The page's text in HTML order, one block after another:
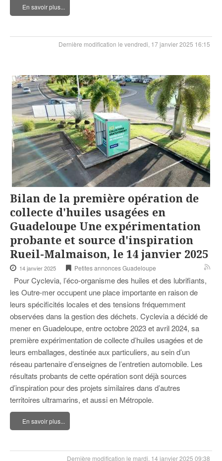
En savoir plus...
Dernière modification le vendredi, 17 janvier 2025 16:15
Bilan de la première opération de
collecte d'huiles usagées en
Guadeloupe Une expérimentation
probante et source d'inspiration
Rueil-Malmaison, le 14 janvier 2025
14 janvier 2025 Petites annonces Guadeloupe
Pour Cyclevia, l’éco-organisme des huiles et des lubrifiants,
les Outre-mer occupent une place importante en raison de
leurs spécificités locales et des tensions fréquemment
observées dans la gestion des déchets. Cyclevia a décidé de
mener en Guadeloupe, entre octobre 2023 et avril 2024, sa
première expérimentation de collecte d’huiles usagées et de
leurs emballages, destinée aux particuliers, au sein d’un
réseau partenaire d’enseignes de l’entretien automobile. Les
résultats probants de cette opération sont déjà sources
d’inspiration pour des projets similaires dans d’autres
territoires ultramarins, et aussi en Métropole.
En savoir plus...
Dernière modification le mardi, 14 janvier 2025 09:38